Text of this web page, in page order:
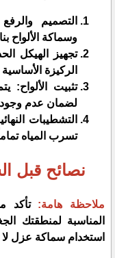
​التصميم
وسماكة الألواح
​تجهيز الهيكل
الركيزة الأساسية
​تثبيت الألواح:
لضمان عدم
​التشطيبات
تسرب المياه
نصائح قبل
​ملاحظة هامة:تأكد
المناسبة لمنطقتك
استخدام سماكة عزل لا تقل عن 5